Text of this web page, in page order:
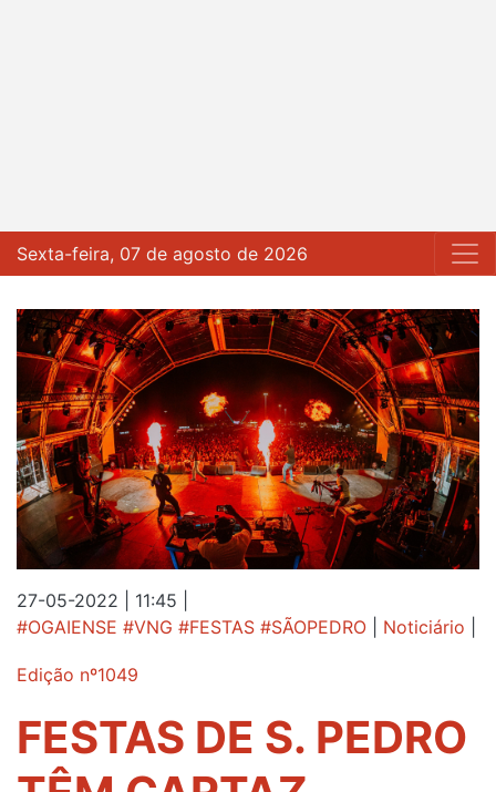
Sexta-feira, 07 de agosto de 2026
27-05-2022 | 11:45
#OGAIENSE #VNG #FESTAS #SÃOPEDRO
Noticiário
Edição nº1049
FESTAS DE S. PEDRO